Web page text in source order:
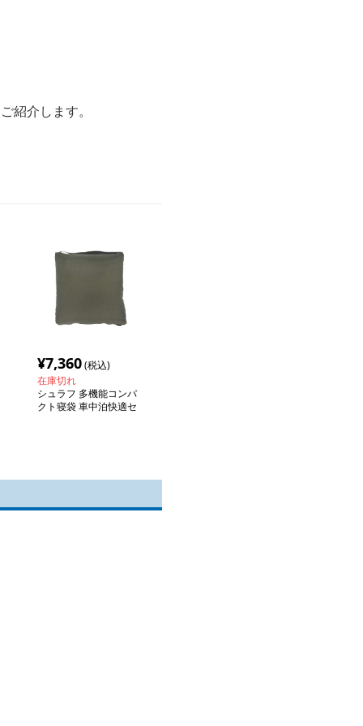
紹介します。
¥7,360(税込)
在庫切れ
シュラフ 多機能コンパ
クト寝袋 車中泊快適セ